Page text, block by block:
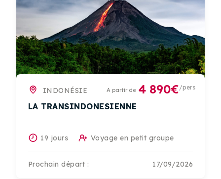
INDONÉSIE A partir de 4 890€/pers
LA TRANSINDONESIENNE
19 jours Voyage en petit groupe
Prochain départ : 17/09/2026